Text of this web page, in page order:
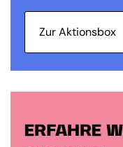
Zur Aktionsbox
ERFAHRE